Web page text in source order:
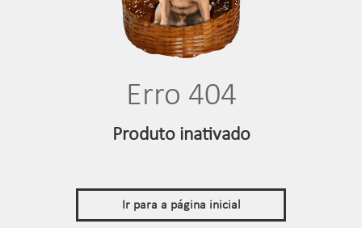
Erro 404
Produto inativado
Ir para a página inicial